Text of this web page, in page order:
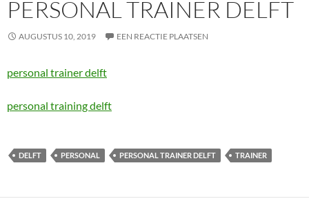
PERSONAL TRAINER DELFT
AUGUSTUS 10, 2019 EEN REACTIE PLAATSEN
personal trainer delft
personal training delft
DELFT PERSONAL PERSONAL TRAINER DELFT TRAINER